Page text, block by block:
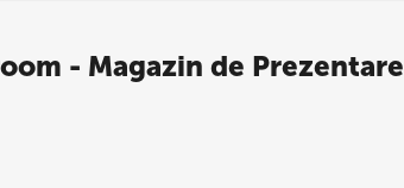
- Magazin de Prezentare